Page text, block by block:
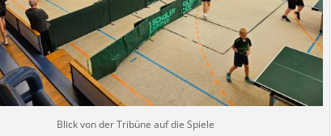
Blick von der Tribüne auf die Spiele